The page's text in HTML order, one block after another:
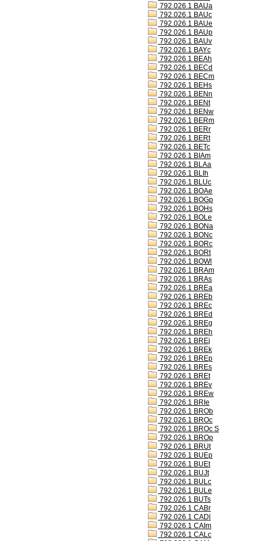
792.026.1 BAUa
792.026.1 BAUc
792.026.1 BAUe
792.026.1 BAUp
792.026.1 BAUv
792.026.1 BAYc
792.026.1 BEAh
792.026.1 BECd
792.026.1 BECm
792.026.1 BEHs
792.026.1 BENn
792.026.1 BENt
792.026.1 BENw
792.026.1 BERm
792.026.1 BERr
792.026.1 BERt
792.026.1 BETc
792.026.1 BIAm
792.026.1 BLAa
792.026.1 BLIh
792.026.1 BLUc
792.026.1 BOAe
792.026.1 BOGp
792.026.1 BOHs
792.026.1 BOLe
792.026.1 BONa
792.026.1 BONc
792.026.1 BORc
792.026.1 BORt
792.026.1 BOWl
792.026.1 BRAm
792.026.1 BRAs
792.026.1 BREa
792.026.1 BREb
792.026.1 BREc
792.026.1 BREd
792.026.1 BREg
792.026.1 BREh
792.026.1 BREj
792.026.1 BREk
792.026.1 BREp
792.026.1 BREs
792.026.1 BREt
792.026.1 BREv
792.026.1 BREw
792.026.1 BRIe
792.026.1 BROb
792.026.1 BROc
792.026.1 BROc S
792.026.1 BROp
792.026.1 BRUt
792.026.1 BUEp
792.026.1 BUEt
792.026.1 BUJt
792.026.1 BULc
792.026.1 BULe
792.026.1 BUTs
792.026.1 CABr
792.026.1 CADl
792.026.1 CAIm
792.026.1 CALc